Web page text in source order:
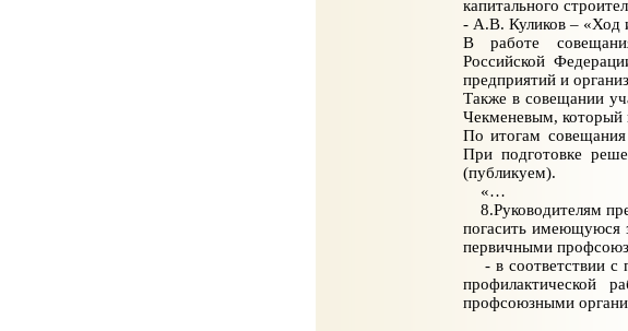
капитального
- А.В. Куликов – «Ход
В работе совещания
Российской
предприятий и
Также в совещании
Чекменевым, который
По итогам совещания
При подготовке
(публикуем).
«…
8.Руководителям
погасить имеющуюся
первичными
- в соответствии с
профилактической
профсоюзными